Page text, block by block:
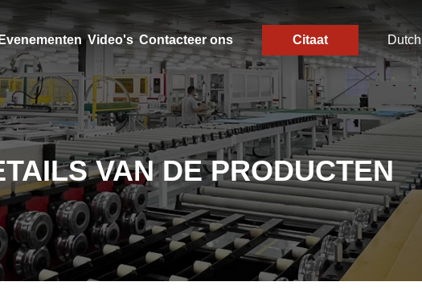
Video's Contacteer ons Citaat Dutch
VAN DE PRODUCTEN